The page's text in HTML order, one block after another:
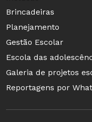
o grupo, faça a
oportunidade de
A atividade pode
textos. À medida
domínio dos
poderão focar
Brincadeiras
Planejamento
Gestão Escolar
Escola das
Galeria de projetos
Reportagens por